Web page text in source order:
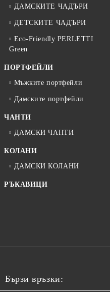
ДАМСКИТЕ ЧАДЪРИ
ДЕТСКИТЕ ЧАДЪРИ
Eco-Friendly PERLETTI
Green
ПОРТФЕЙЛИ
Мъжките портфейли
Дамските портфейли
ЧАНТИ
ДАМСКИ ЧАНТИ
КОЛАНИ
ДАМСКИ КОЛАНИ
РЪКАВИЦИ
Бързи връзки: